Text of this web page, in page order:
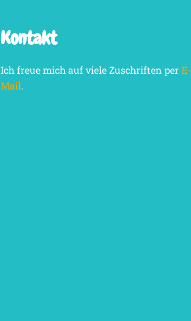
Kontakt
Ich freue mich auf viele Zuschriften perE-
Mail.